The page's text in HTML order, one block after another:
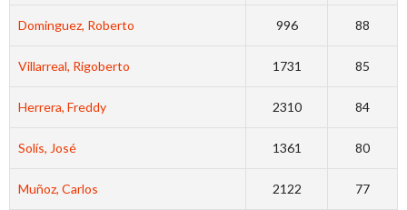
Dominguez, Roberto 996 88
Villarreal, Rigoberto 1731 85
Herrera, Freddy 2310 84
Solís, José 1361 80
Muñoz, Carlos 2122 77